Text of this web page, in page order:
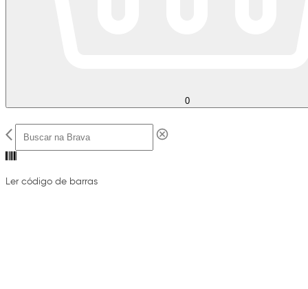
0
Ler código de barras